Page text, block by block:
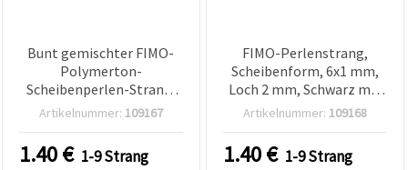
Bunt gemischter FIMO-
Polymerton-
Scheibenperlen-Strang,
6x1 mm, Fädelloch: 2 mm,
Pigment, ca. 350 Stück
Artikelnummer: 109167
1.40€ 1-9 Strang
FIMO-Perlenstrang,
Scheibenform, 6x1 mm,
Loch 2 mm, Schwarz mit
goldfarbenem Pigment,
Artikelnummer: 109168
1.40€ 1-9 Strang